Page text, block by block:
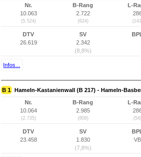
Nr.
10.063
(5.524)
B-Rang
2.722
(624)
L-
DTV
26.619
SV
2.342
(8,8%)
Infos...
B 1 Hameln-Kastanienwall (B 217) - Hameln-
Nr.
10.064
(2.735)
B-Rang
2.985
(808)
L-
(54)
DTV
23.458
SV
1.830
(7,8%)
VB